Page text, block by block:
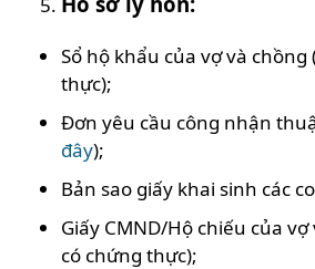
Sổ hộ khẩu của vợ và chồng
thực);
Đơn yêu cầu công nhận
đây);
Bản sao giấy khai sinh các
Giấy CMND/Hộ chiếu của
có chứng thực);